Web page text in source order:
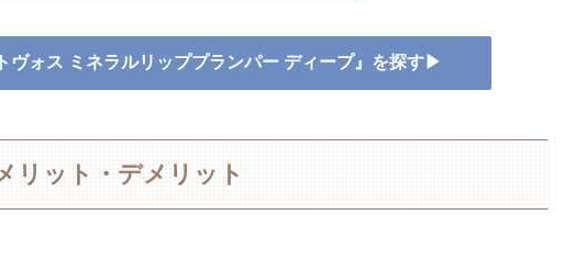
ヴォス ミネラルリッププランパー ディープ』を探す▶
リット・デメリット